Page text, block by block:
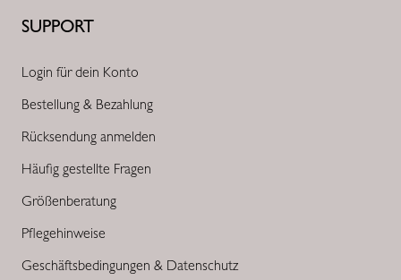
SUPPORT
Login für dein Konto
Bestellung & Bezahlung
Rücksendung anmelden
Häufig gestellte Fragen
Größenberatung
Pflegehinweise
Geschäftsbedingungen & Datenschutz